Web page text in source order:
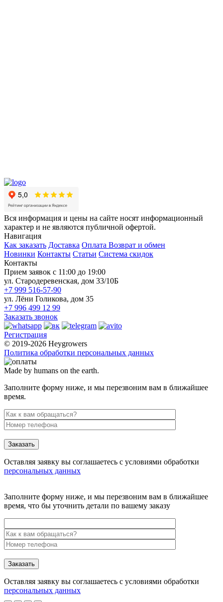
Вся информация и цены на сайте носят информационный
характер и не являются публичной офертой.
Навигация
Как заказать Доставка Оплата Возврат и обмен
Новинки Контакты Статьи Система скидок
Контакты
Прием заявок с 11:00 до 19:00
ул. Стародеревенская, дом 33/10Б
+7 999 516-57-90
ул. Лёни Голикова, дом 35
+7 996 499 12 99
Заказать звонок
Регистрация
© 2019-2026 Heygrowers
Политика обработки персональных данных
Made by humans on the earth.
Заполните форму ниже, и мы перезвоним вам в ближайшее
время.
Заказать
Оставляя заявку вы соглашаетесь с условиями обработки
персональных данных
Заполните форму ниже, и мы перезвоним вам в ближайшее
время, что бы уточнить детали по вашему заказу
Заказать
Оставляя заявку вы соглашаетесь с условиями обработки
персональных данных